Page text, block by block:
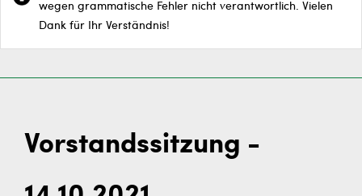
wegen grammatische Fehler nicht verantwortlich. Vielen
Dank für Ihr Verständnis!
Vorstandssitzung -